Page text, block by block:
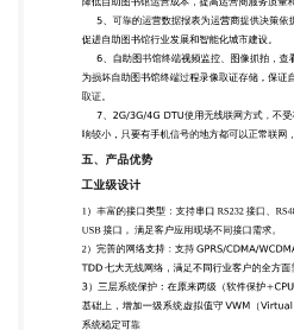
可靠的运营数据报表为运营
助图书馆行业信息化水平，
和智能化城市建设。 6、自
图像抓拍，查看各抓拍的终
损坏自助图书馆终端过程录
书馆终端安全跟踪，以备随
DTU使用无线联网方式，不
场环境因素影 响较小，只要
正常联网，安装简便灵活。